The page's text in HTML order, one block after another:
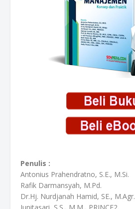
Penulis :
Antonius Prahendratno, S.E., M.Si.
Rafik Darmansyah, M.Pd.
Dr.Hj. Nurdjanah Hamid, SE., M.Agr.